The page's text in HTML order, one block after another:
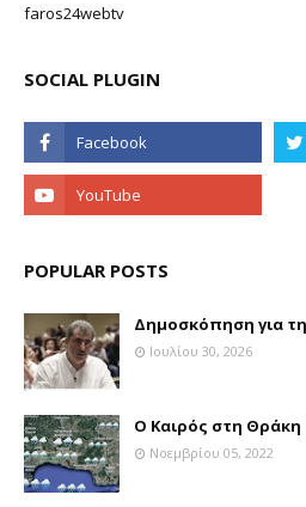
faros24webtv
SOCIAL PLUGIN
POPULAR POSTS
Δημοσκόπηση για
Ιουλίου 30, 2026
Ο Καιρός στη Θράκη
Νοεμβρίου 05, 2022